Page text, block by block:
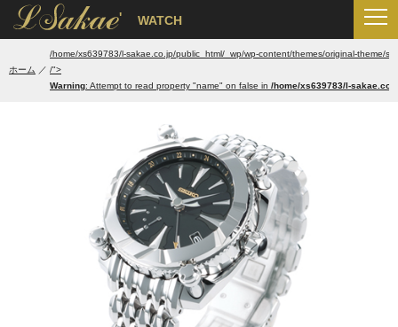
' WATCH
ホーム
/home/xs639783/l-sakae.co.jp/public_html/_wp/wp-content/themes/original-theme/
/">
Warning: Attempt to read property "name" on false in /home/xs639783/l-